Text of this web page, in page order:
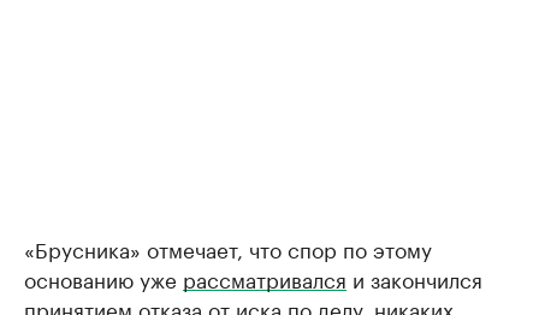
«Брусника» отмечает, что спор по этому
основанию уже рассматривался и закончился
принятием отказа от иска по делу, никаких